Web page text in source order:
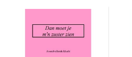
HANDBOEKEN
THEATERBOEKEN